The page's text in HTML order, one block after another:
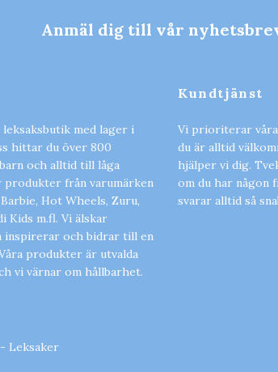
Anmäl dig till vår
leksaksbutik med lager i
hittar du över 800
och alltid till låga
produkter från varumärken
Hot Wheels, Zuru,
Kids m.fl. Vi älskar
inspirerar och bidrar till en
produkter är utvalda
vi värnar om hållbarhet.
Kundtjänst
Vi prioriterar
du är alltid
hjälper vi dig.
om du har någon
svarar alltid så
Leksaker